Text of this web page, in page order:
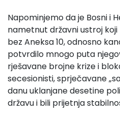
Napominjemo da je Bosni i
nametnut državni ustroj
bez Aneksa 10, odnosno
potvrdilo mnogo puta
rješavane brojne krize i
secesionisti, sprječavane
danu uklanjane desetine
državu i bili prijetnja